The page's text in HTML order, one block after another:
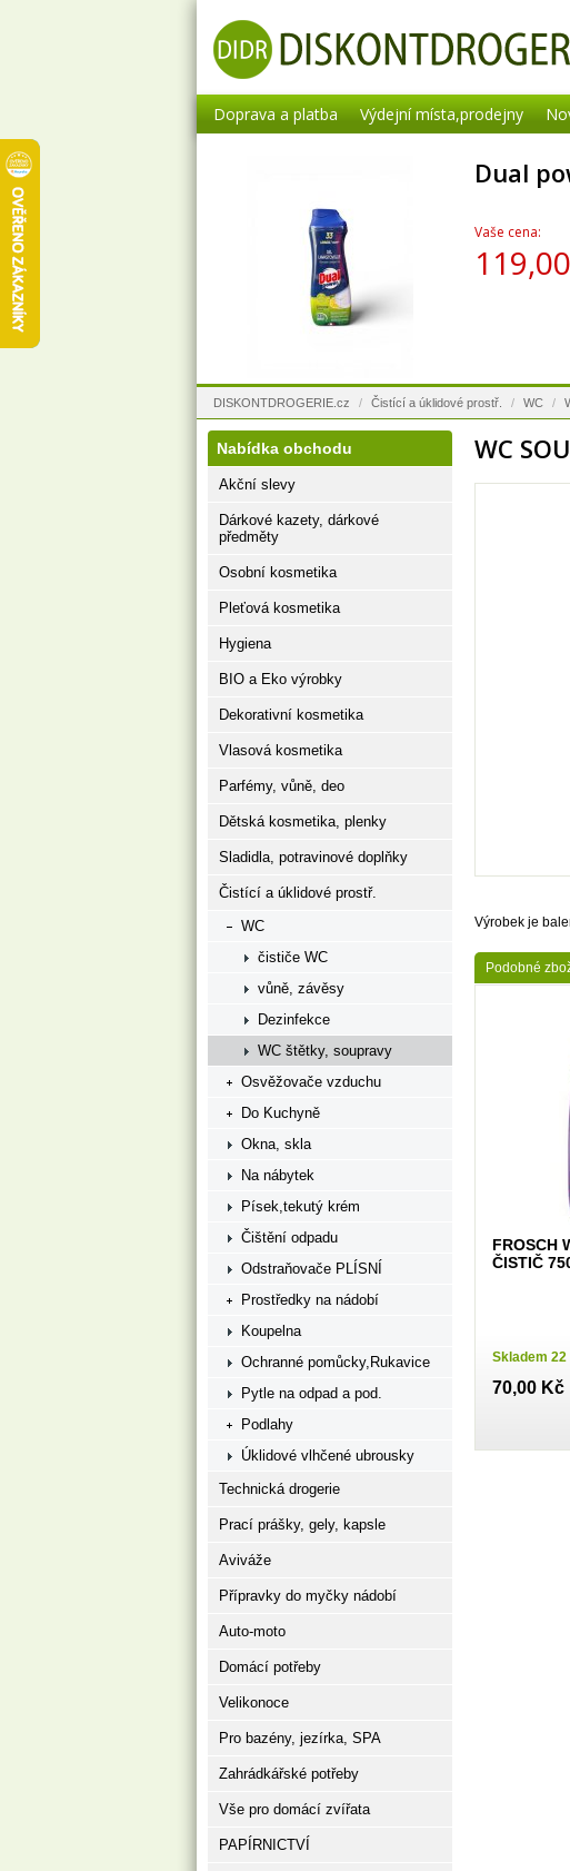
Doprava a platba Výdejní místa,prodejny
Dual
Vaše cena:
DISKONTDROGERIE.cz / Čistící a úklidové prostř. / WC /
WC
Výrobek je
Podobné
FROSCH
ČISTIČ
Skladem 22
70,00 Kč
Nabídka obchodu
Akční slevy
Dárkové kazety, dárkové
předměty
Osobní kosmetika
Pleťová kosmetika
Hygiena
BIO a Eko výrobky
Dekorativní kosmetika
Vlasová kosmetika
Parfémy, vůně, deo
Dětská kosmetika, plenky
Sladidla, potravinové doplňky
Čistící a úklidové prostř.
WC
čističe WC
vůně, závěsy
Dezinfekce
WC štětky, soupravy
Osvěžovače vzduchu
Do Kuchyně
Okna, skla
Na nábytek
Písek,tekutý krém
Čištění odpadu
Odstraňovače PLÍSNÍ
Prostředky na nádobí
Koupelna
Ochranné pomůcky,Rukavice
Pytle na odpad a pod.
Podlahy
Úklidové vlhčené ubrousky
Technická drogerie
Prací prášky, gely, kapsle
Aviváže
Přípravky do myčky nádobí
Auto-moto
Domácí potřeby
Velikonoce
Pro bazény, jezírka, SPA
Zahrádkářské potřeby
Vše pro domácí zvířata
PAPÍRNICTVÍ